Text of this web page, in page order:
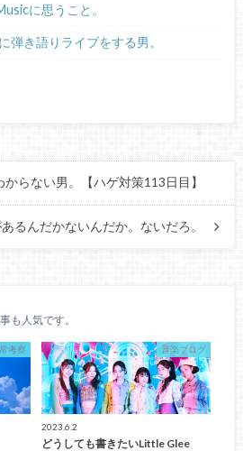
に思うこと。
弾き語りライブをする男。
らない男。【ハゲ対策113日目】
るんだかないんだか。ないだろ。
も人気です。
考察 音楽ブログ
2023.6.2
どうしても書きたいLittle Glee